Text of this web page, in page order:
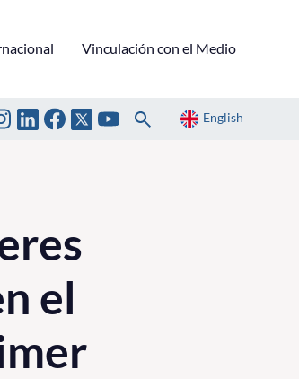
Vinculación con el Medio
English
el